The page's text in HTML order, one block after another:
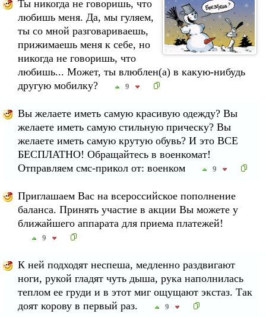
Ты никогда не говоришь, что
любишь меня. Да, мы гуляем,
ты со мной разговариваешь,
прижимаешь меня к себе, но
никогда не говоришь, что
любишь... Может, ты влюблен(а) в какую-нибудь
другую мобилку?
9
Вы желаете иметь самую красивую одежду? Вы
желаете иметь самую стильную прическу? Вы
желаете иметь самую крутую обувь? И это ВСЕ
БЕСПЛАТНО! Обращайтесь в военкомат!
Отправляем смс-прикол от: военком
9
Приглашаем Вас на всероссийское пополнение
баланса. Принять участие в акции Вы можете у
ближайшего аппарата для приема платежей!
9
К ней подходят неспеша, медленно раздвигают
ноги, рукой гладят чуть дыша, рука наполнилась
теплом ее груди и в этот миг ощущают экстаз. Так
доят корову в первый раз.
9